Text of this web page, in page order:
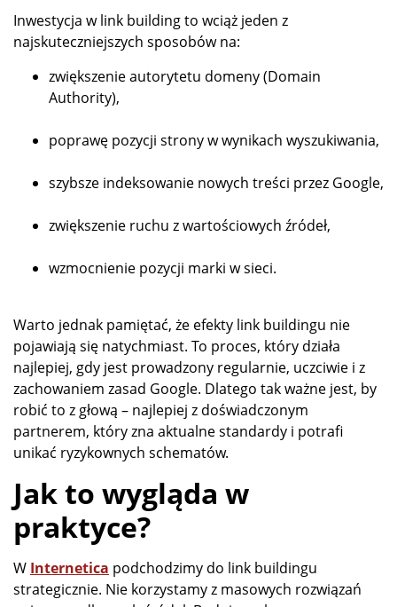
Inwestycja w link building to wciąż jeden z
najskuteczniejszych sposobów na:
zwiększenie autorytetu domeny (Domain
Authority),
poprawę pozycji strony w wynikach wyszukiwania,
szybsze indeksowanie nowych treści przez Google,
zwiększenie ruchu z wartościowych źródeł,
wzmocnienie pozycji marki w sieci.
Warto jednak pamiętać, że efekty link buildingu nie
pojawiają się natychmiast. To proces, który działa
najlepiej, gdy jest prowadzony regularnie, uczciwie i z
zachowaniem zasad Google. Dlatego tak ważne jest, by
robić to z głową – najlepiej z doświadczonym
partnerem, który zna aktualne standardy i potrafi
unikać ryzykownych schematów.
Jak to wygląda w
praktyce?
W Internetica podchodzimy do link buildingu
strategicznie. Nie korzystamy z masowych rozwiązań